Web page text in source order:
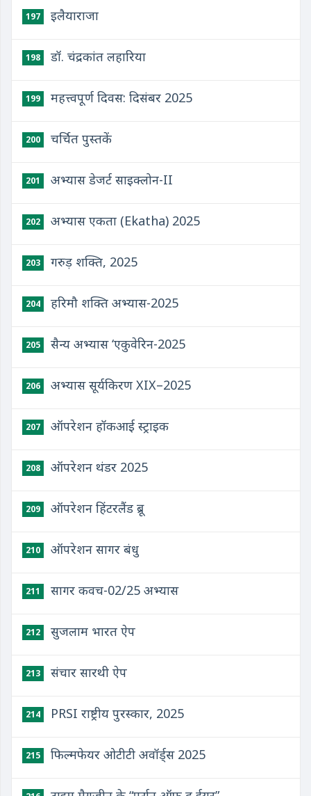
197 इलैयाराजा
198 डॉ. चंद्रकांत लहारिया
199 महत्त्वपूर्ण दिवस: दिसंबर 2025
200 चर्चित पुस्तकें
201 अभ्यास डेजर्ट साइक्लोन-II
202 अभ्यास एकता (Ekatha) 2025
203 गरुड़ शक्ति, 2025
204 हरिमौ शक्ति अभ्यास-2025
205 सैन्य अभ्यास ‘एकुवेरिन-2025
206 अभ्यास सूर्यकिरण XIX–2025
207 ऑपरेशन हॉकआई स्ट्राइक
208 ऑपरेशन थंडर 2025
209 ऑपरेशन हिंटरलैंड ब्रू
210 ऑपरेशन सागर बंधु
211 सागर कवच-02/25 अभ्यास
212 सुजलाम भारत ऐप
213 संचार सारथी ऐप
214 PRSI राष्ट्रीय पुरस्कार, 2025
215 फिल्मफेयर ओटीटी अवॉर्ड्स 2025